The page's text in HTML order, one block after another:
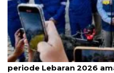
Kementerian ESDM
periode Lebaran 2026